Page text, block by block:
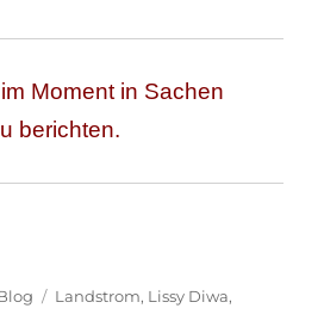
Moment in Sachen
berichten.
Schlagwörter
Landstrom, Lissy Diwa,